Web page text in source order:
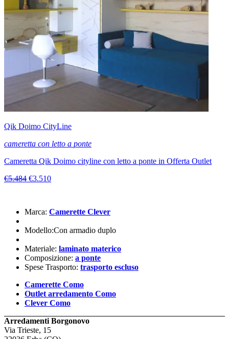
Qik Doimo CityLine
cameretta con letto a ponte
Cameretta Qik Doimo cityline con letto a ponte in Offerta Outlet
€5.484 €3.510
Marca: Camerette Clever
Modello:Con armadio duplo
Materiale: laminato materico
Composizione: a ponte
Spese Trasporto: trasporto escluso
Camerette Como
Outlet arredamento Como
Clever Como
Arredamenti Borgonovo
Via Trieste, 15